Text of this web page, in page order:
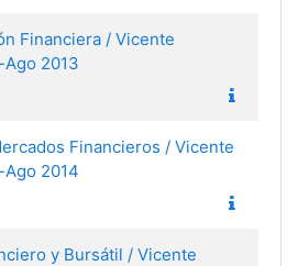
Financiera / Vicente
2013
Financieros / Vicente
2014
y Bursátil / Vicente